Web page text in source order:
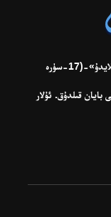
«شۈبھىسىزكى، بۇ قۇرئان ئەڭ توغرا يولغا باشلايدۇ»-(17-سۈرە
بايان قىلدۇق. ئۇلار